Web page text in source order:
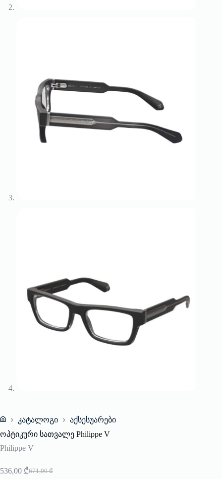
Home
კატალოგი
აქსესუარები
ოპტიკური სათვალე Philippe V
Philippe V
671,00₾
Original
536,00 ₾Current